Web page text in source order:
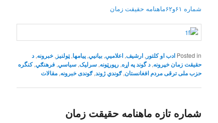
شماره ۶۱و۶۲ماهنامه حقیقت زمان
Posted in ادب او کلتور,ارشیف,اعلاميې,بیانيي,پیامها,
‎‎ټولنیز ,خبرونه,د
حقیقت زمان خپرونه,د گوند په اړه,رپورټونه,سرلیک,
‎سیاسي ,
‎فرهنګي ,کنگره
حزب ملی ترقی مردم افغانستان,ګوندي ژوند,ګوندی خبرونه,مقالات
شماره تازه ماهنامه حقیقت زمان